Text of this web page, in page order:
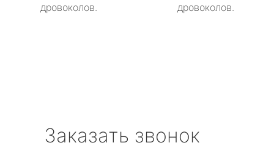
дровоколов.
дровоколов.
Заказать звонок